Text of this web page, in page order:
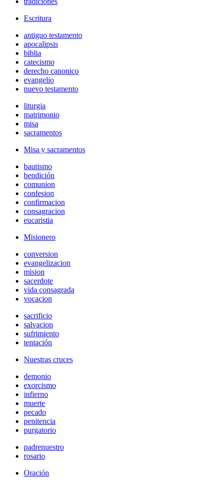
Escritura
antiguo testamento
apocalipsis
biblia
catecismo
derecho canonico
evangelio
nuevo testamento
liturgia
matrimonio
misa
sacramentos
Misa y sacramentos
bautismo
bendición
comunion
confesion
confirmacion
consagracion
eucaristia
Misionero
conversion
evangelizacion
mision
sacerdote
vida consagrada
vocacion
sacrificio
salvacion
sufrimiento
tentación
Nuestras cruces
demonio
exorcismo
infierno
muerte
pecado
penitencia
purgatorio
padrenuestro
rosario
Oración